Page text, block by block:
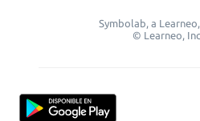
Symbolab, a
© Learneo,